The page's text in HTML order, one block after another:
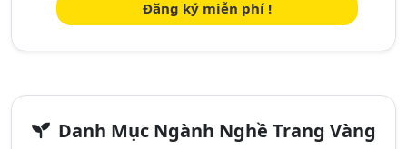
Đăng ký miễn phí !
Danh Mục Ngành Nghề Trang Vàng